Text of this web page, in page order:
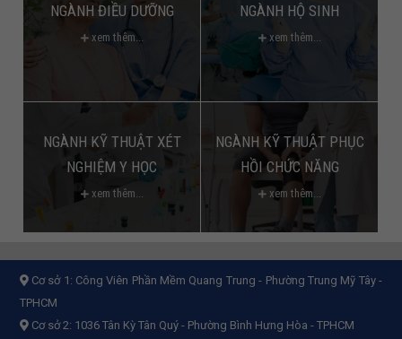
NGÀNH ĐIỀU DƯỠNG
xem thêm...
NGÀNH HỘ SINH
xem thêm...
NGÀNH KỸ THUẬT XÉT
NGHIỆM Y HỌC
xem thêm...
NGÀNH KỸ THUẬT PHỤC
HỒI CHỨC NĂNG
xem thêm...
Cơ sở 1: Công Viên Phần Mềm Quang Trung - Phường Trung Mỹ Tây -
TPHCM
Cơ sở 2: 1036 Tân Kỳ Tân Quý - Phường Bình Hưng Hòa - TPHCM